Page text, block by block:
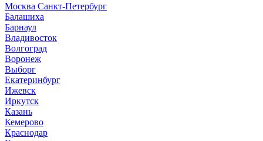
Москва Санкт-Петербург
Балашиха
Барнаул
Владивосток
Волгоград
Воронеж
Выборг
Екатеринбург
Ижевск
Иркутск
Казань
Кемерово
Краснодар